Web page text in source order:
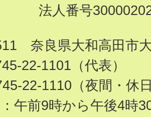
法人番号
奈良県大和高田市
22-1101（代表）
22-1110（夜間・休
午前9時から午後4時